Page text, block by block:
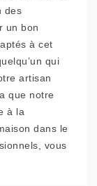
des
un bon
à cet
qui
artisan
que notre
à la
dans le
vous